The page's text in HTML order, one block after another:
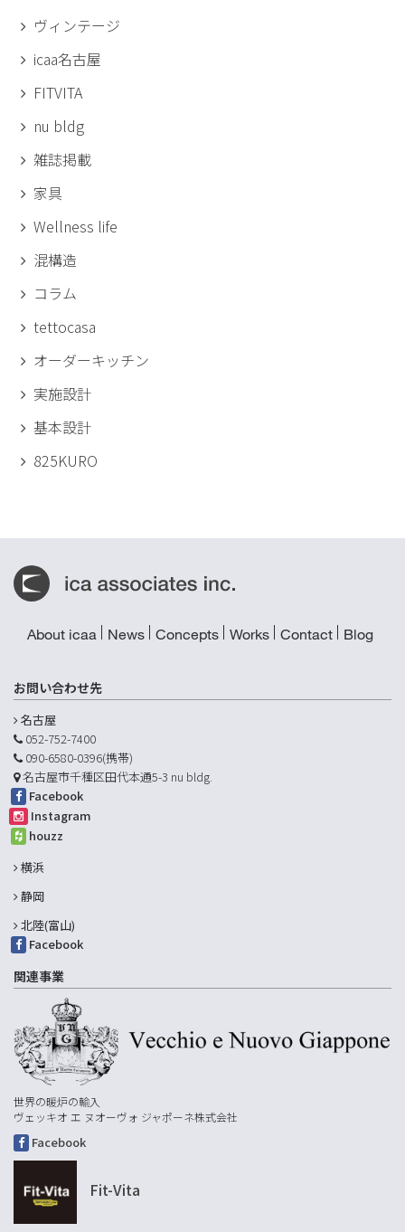
ヴィンテージ
icaa名古屋
FITVITA
nu bldg
雑誌掲載
家具
Wellness life
混構造
コラム
tettocasa
オーダーキッチン
実施設計
基本設計
825KURO
About icaa News Concepts Works Contact Blog
お問い合わせ先
名古屋
052-752-7400
090-6580-0396(携帯)
名古屋市千種区田代本通5-3 nu bldg.
Facebook
Instagram
houzz
横浜
静岡
北陸(富山)
Facebook
関連事業
世界の暖炉の輸入
ヴェッキオ エ ヌオーヴォ ジャポーネ株式会社
Facebook
Fit-Vita